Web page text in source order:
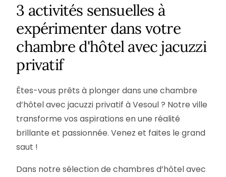
3 activités sensuelles à
expérimenter dans votre
chambre d'hôtel avec jacuzzi
privatif
Êtes-vous prêts à plonger dans une chambre
d’hôtel avec jacuzzi privatif à Vesoul ? Notre ville
transforme vos aspirations en une réalité
brillante et passionnée. Venez et faites le grand
saut !
Dans notre sélection de chambres d’hôtel avec